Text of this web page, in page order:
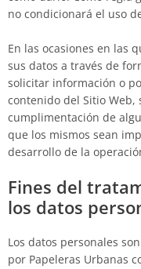
no condicionará el uso
En las ocasiones en las
sus datos a través de
solicitar información o
contenido del Sitio Web,
cumplimentación de
que los mismos sean
desarrollo de la
Fines del
los datos
Los datos personales
por Papeleras Urbanas